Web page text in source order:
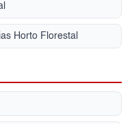
Horto Florestal